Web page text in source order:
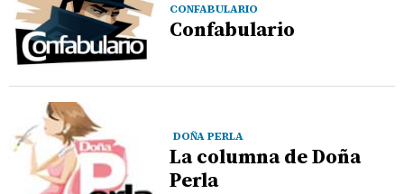
CONFABULARIO
Confabulario
DOÑA PERLA
La columna de Doña
Perla